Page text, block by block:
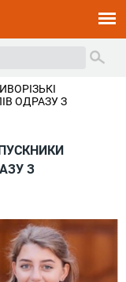
ОДРАЗУ З
З